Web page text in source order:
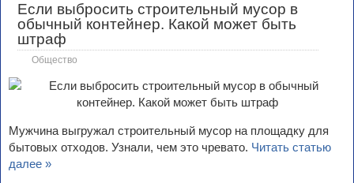
Если выбросить строительный мусор в
обычный контейнер. Какой может быть
штраф
Общество
Мужчина выгружал строительный мусор на площадку для
бытовых отходов. Узнали, чем это чревато. Читать статью
далее »